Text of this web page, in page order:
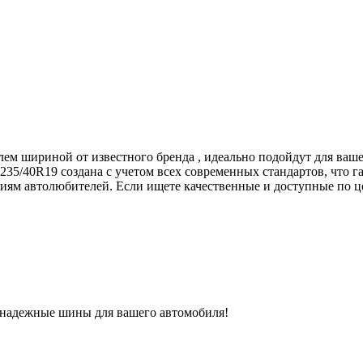
шириной от известного бренда , идеально подойдут для
40R19 создана с учетом всех современных стандартов, что
автолюбителей. Если ищете качественные и доступные по
шины для вашего автомобиля!